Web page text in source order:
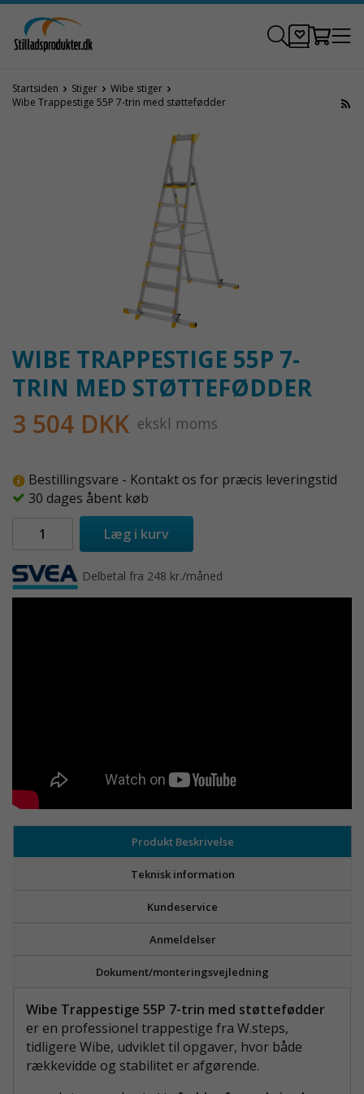
Startsiden Stiger
Wibe stiger
Wibe Trappestige 55P 7-trin med støttefødder
WIBE TRAPPESTIGE 55P 7-
TRIN MED STØTTEFØDDER
3 504 DKK ekskl moms
Bestillingsvare - Kontakt os for præcis leveringstid
30 dages åbent køb
Læg i kurv
Delbetal fra 248 kr./måned
Produkt Beskrivelse
Teknisk information
Kundeservice
Anmeldelser
Dokument/monteringsvejledning
Wibe Trappestige 55P 7-trin med støttefødder
er en professionel trappestige fra W.steps,
tidligere Wibe, udviklet til opgaver, hvor både
rækkevidde og stabilitet er afgørende.